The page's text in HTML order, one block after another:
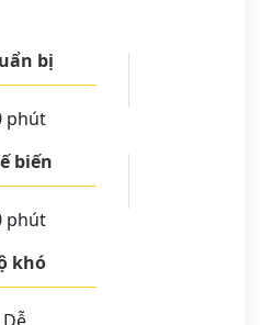
bị
phút
biến
phút
khó